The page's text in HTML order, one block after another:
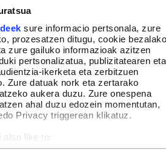
sure informacio pertsonala, zure
prozesatzen ditugu, cookie bezalako
zure gailuko informazioak azitzen
pertsonalizatua, publizitatearen eta
ikerketa eta zerbitzuen
Zure datuak nork eta zertarako
aukera duzu. Zure onespena
ahal duzu edozein momentutan,
Privacy triggerean klikatuz.
like to:
about your geographical location